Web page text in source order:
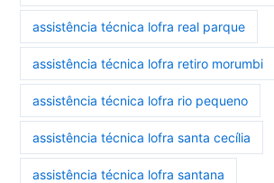
assistência técnica lofra real parque
assistência técnica lofra retiro morumbi
assistência técnica lofra rio pequeno
assistência técnica lofra santa cecília
assistência técnica lofra santana